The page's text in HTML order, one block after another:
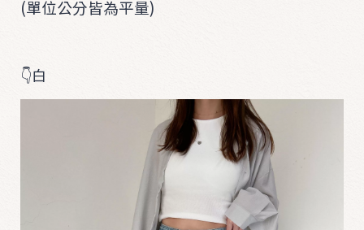
(單位公分皆為平量)
👇白